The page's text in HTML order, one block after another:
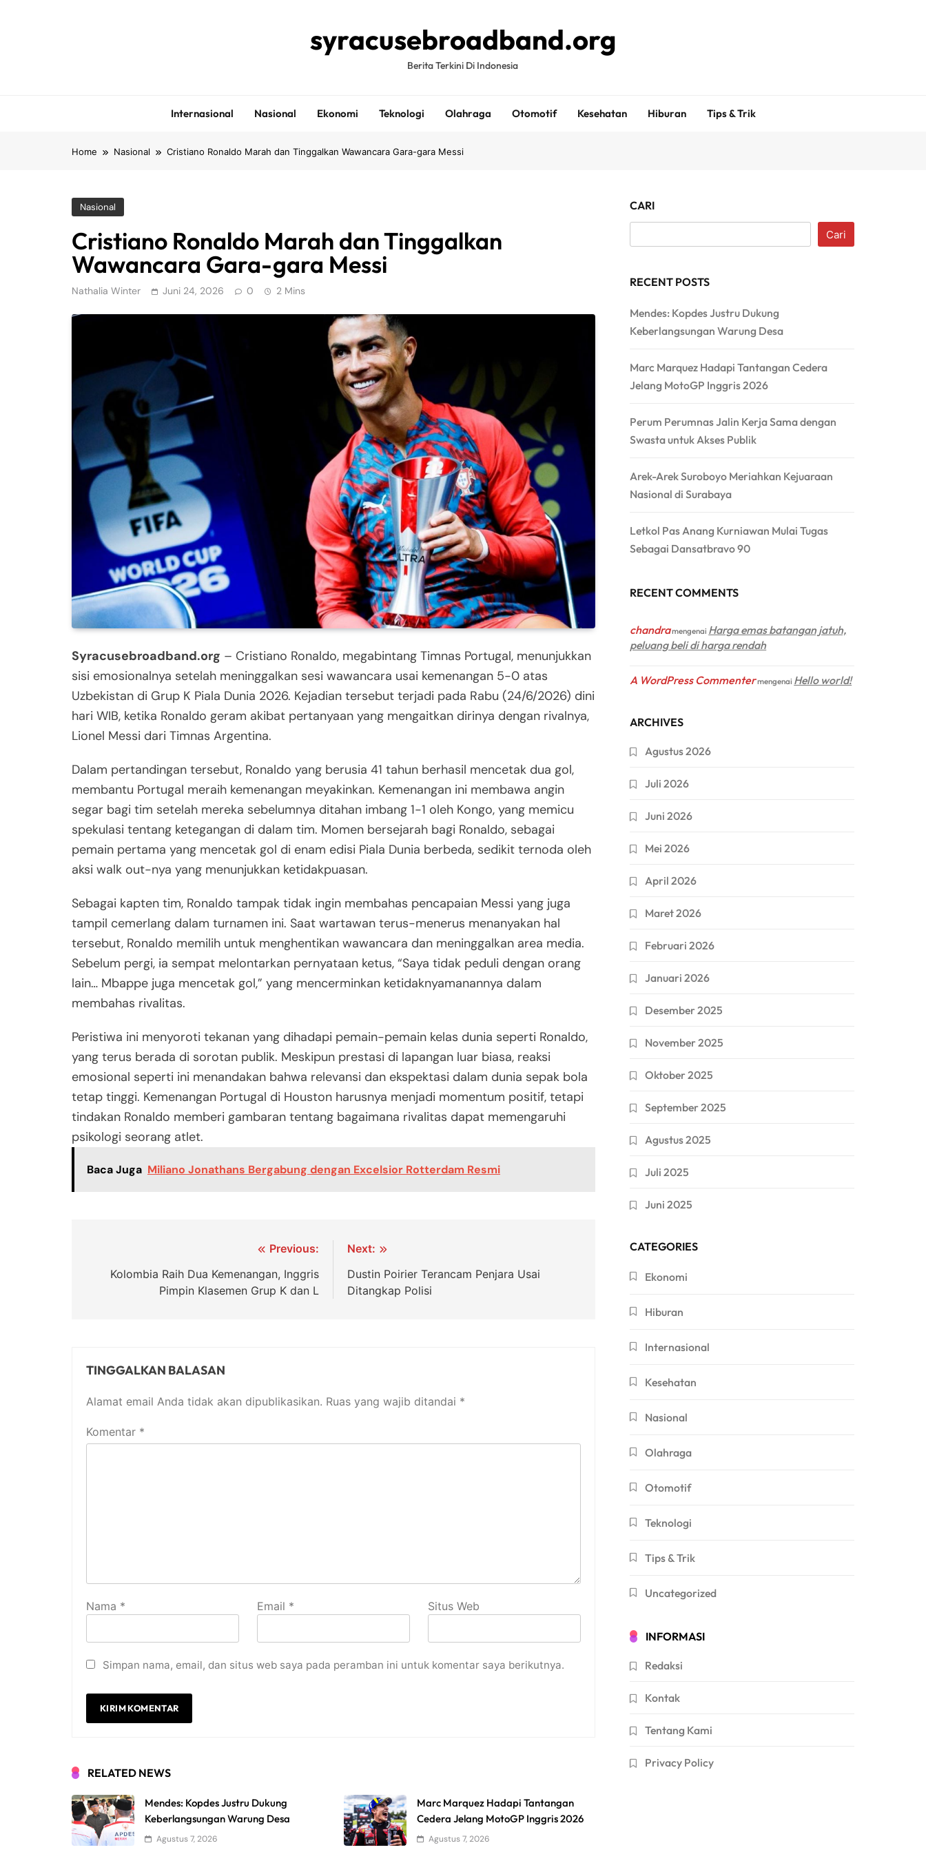
syracusebroadband.org
Berita Terkini Di Indonesia
Internasional Nasional Ekonomi Teknologi Olahraga Otomotif Kesehatan Hiburan Tips & Trik
Home Nasional Cristiano Ronaldo Marah dan Tinggalkan Wawancara Gara-gara Messi
Nasional
Cristiano Ronaldo Marah dan Tinggalkan
Wawancara Gara-gara Messi
Nathalia Winter Juni 24, 2026 0 2 Mins
Syracusebroadband.org – Cristiano Ronaldo, megabintang Timnas Portugal, menunjukkan
sisi emosionalnya setelah meninggalkan sesi wawancara usai kemenangan 5-0 atas
Uzbekistan di Grup K Piala Dunia 2026. Kejadian tersebut terjadi pada Rabu (24/6/2026) dini
hari WIB, ketika Ronaldo geram akibat pertanyaan yang mengaitkan dirinya dengan rivalnya,
Lionel Messi dari Timnas Argentina.
Dalam pertandingan tersebut, Ronaldo yang berusia 41 tahun berhasil mencetak dua gol,
membantu Portugal meraih kemenangan meyakinkan. Kemenangan ini membawa angin
segar bagi tim setelah mereka sebelumnya ditahan imbang 1-1 oleh Kongo, yang memicu
spekulasi tentang ketegangan di dalam tim. Momen bersejarah bagi Ronaldo, sebagai
pemain pertama yang mencetak gol di enam edisi Piala Dunia berbeda, sedikit ternoda oleh
aksi walk out-nya yang menunjukkan ketidakpuasan.
Sebagai kapten tim, Ronaldo tampak tidak ingin membahas pencapaian Messi yang juga
tampil cemerlang dalam turnamen ini. Saat wartawan terus-menerus menanyakan hal
tersebut, Ronaldo memilih untuk menghentikan wawancara dan meninggalkan area media.
Sebelum pergi, ia sempat melontarkan pernyataan ketus, “Saya tidak peduli dengan orang
lain… Mbappe juga mencetak gol,” yang mencerminkan ketidaknyamanannya dalam
membahas rivalitas.
Peristiwa ini menyoroti tekanan yang dihadapi pemain-pemain kelas dunia seperti Ronaldo,
yang terus berada di sorotan publik. Meskipun prestasi di lapangan luar biasa, reaksi
emosional seperti ini menandakan bahwa relevansi dan ekspektasi dalam dunia sepak bola
tetap tinggi. Kemenangan Portugal di Houston harusnya menjadi momentum positif, tetapi
tindakan Ronaldo memberi gambaran tentang bagaimana rivalitas dapat memengaruhi
psikologi seorang atlet.
Baca Juga Miliano Jonathans Bergabung dengan Excelsior Rotterdam Resmi
pos
Previous:
Kolombia Raih Dua Kemenangan, Inggris
Pimpin Klasemen Grup K dan L
Next:
Dustin Poirier Terancam Penjara Usai
Ditangkap Polisi
TINGGALKAN BALASAN
Alamat email Anda tidak akan dipublikasikan. Ruas yang wajib ditandai *
Komentar *
Nama * Email * Situs Web
Simpan nama, email, dan situs web saya pada peramban ini untuk komentar saya berikutnya.
RELATED NEWS
Mendes: Kopdes Justru Dukung
Keberlangsungan Warung Desa
Agustus 7, 2026
Marc Marquez Hadapi Tantangan
Cedera Jelang MotoGP Inggris 2026
Agustus 7, 2026
CARI
Cari
RECENT POSTS
Mendes: Kopdes Justru Dukung
Keberlangsungan Warung Desa
Marc Marquez Hadapi Tantangan Cedera
Jelang MotoGP Inggris 2026
Perum Perumnas Jalin Kerja Sama dengan
Swasta untuk Akses Publik
Arek-Arek Suroboyo Meriahkan Kejuaraan
Nasional di Surabaya
Letkol Pas Anang Kurniawan Mulai Tugas
Sebagai Dansatbravo 90
RECENT COMMENTS
chandramengenai Harga emas batangan jatuh,
peluang beli di harga rendah
A WordPress Commentermengenai Hello world!
ARCHIVES
Agustus 2026
Juli 2026
Juni 2026
Mei 2026
April 2026
Maret 2026
Februari 2026
Januari 2026
Desember 2025
November 2025
Oktober 2025
September 2025
Agustus 2025
Juli 2025
Juni 2025
CATEGORIES
Ekonomi
Hiburan
Internasional
Kesehatan
Nasional
Olahraga
Otomotif
Teknologi
Tips & Trik
Uncategorized
INFORMASI
Redaksi
Kontak
Tentang Kami
Privacy Policy